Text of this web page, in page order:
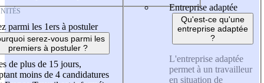
parmi les 1ers à postuler
serez-vous parmi les
premiers à postuler ?
de plus de 15 jours,
moins de 4 candidatures
Entreprise adaptée
Qu'est-ce qu'une
entreprise adaptée
?
L'entreprise adaptée
permet à un travailleur
en situation de